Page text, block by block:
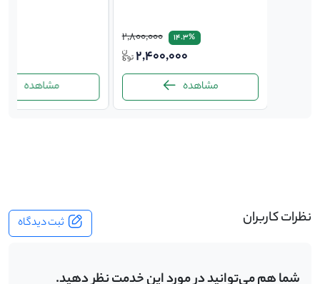
14.3%
2,800,000
2,400,000
مشاهده مشاهده
نظرات کاربران ثبت دیدگاه